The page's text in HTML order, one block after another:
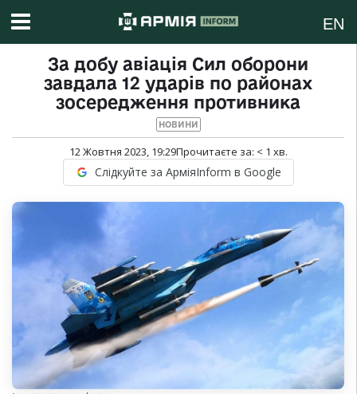
EN
За добу авіація Сил оборони
завдала 12 ударів по районах
зосередження противника
НОВИНИ
12 Жовтня 2023, 19:29Прочитаєте за: < 1 хв.
Слідкуйте за АрміяInform в Google